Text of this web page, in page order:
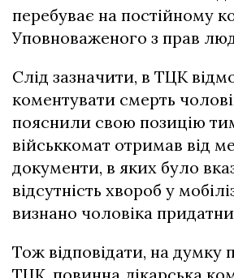
перебуває на постійному
Уповноваженого з прав
Слід зазначити, в ТЦК
коментувати смерть
пояснили свою позицію
військкомат отримав від
документи, в яких було
відсутність хвороб у
визнано чоловіка
Тож відповідати, на думку